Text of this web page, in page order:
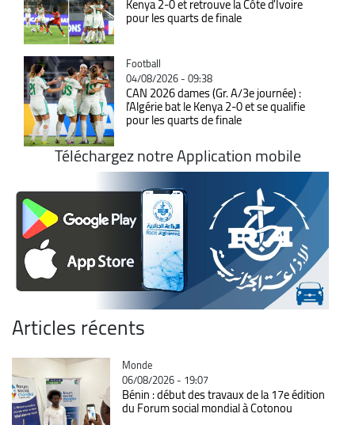
pour les quarts de finale
Catégorie
Football
04/08/2026 - 09:38
CAN 2026 dames (Gr. A/3e journée) :
l'Algérie bat le Kenya 2-0 et se qualifie
pour les quarts de finale
Téléchargez notre Application mobile
Articles récents
Catégorie
Monde
06/08/2026 - 19:07
Bénin : début des travaux de la 17e édition
du Forum social mondial à Cotonou